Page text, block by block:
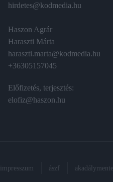
hirdetes@kodmedia.hu
Haszon Agrár
Haraszti Márta
haraszti.marta@kodmedia.hu
+36305157045
Előfizetés, terjesztés:
elofiz@haszon.hu
impresszum ászf